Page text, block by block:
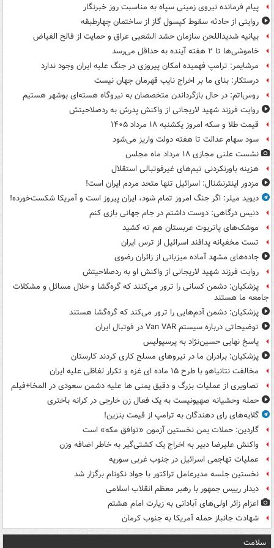
پیام فرمانده نیروی زمینی سپاه به مناسبت روز خبرنگار
روایتی از حادثه سقوط کپسول گاز از ساختمان چهارطبقه
بیانیه شدیداللحن سازمان حشد الشعبی عراق و حمایت از فالح الفیاض
خاموشی‌ها تا ۲ هفته آینده به حداقل می‌رسد
مرشایمر: ترامپ فهمیده امکان پیروزی در جنگ علیه ایران وجود ندارد
درستکار: بنای ما بر اخراج نایب قهرمان جهان نیست
روس‌اتم: در حال بازگرداندن متخصصان به نیروگاه هسته‌ای بوشهر هستیم
روایت فرزند شهید لاریجانی از واکنش پدرش به ردصلاحیتش
قیمت طلا و سکه امروز یکشنبه ۱۸ مرداد ۱۴۰۵
سود سهام عدالت تا هفته دولت واریز می‌شود
نشست علنی مجازی ۱۸ مرداد ماه مجلس
هزینه باورنکردنی تیم‌های غیرفوتبالی استقلال
مزدور اینترنشنال: اسرائیل تنها متحد مردم ایران است!
دیوید میلر: اگر جنگ امروز تمام شود، ایران پیروز است و آمریکا شکست‌خورده!
دنیس درگاهی: دوست داشتم در جام جهانی بازی کنم
موشک‌های پاتریوت عربستان هم ته‌ کشید
تست مخفیانه پدافند اسرائیل از ترس ایران
جاده‌های مشهد آماده میزبانی از زائران رضوی
روایت فرزند شهید لاریجانی از واکنش او به ردصلاحیتش
پزشکیان: دشمن کسانی را ترور می‌کنند که گره‌گشا و حلال مسائل و مشکلات
جامعه ما هستند
پزشکیان: دشمن آدم‌هایی را ترور می‌کند که گره‌گشا هستند
توضیحاتی درباره سیستم Van VAR در فوتبال ایران
پاسخ نهایی حسین‌نژاد به پرسپولیس
پزشکیان: برادران ما در نیروهای مسلح کاری کردند کارستان
مخالفت نتانیاهو با طرح ۱۵ ماده ای غزه و تکرار لفاظی علیه ایران
تصاویری از عملیات بزرگ و دقیق یمنی ها علیه دشمن سعودی در المخا+فیلم
حمله وحشیانه صهیونیست به یک فعال زن خارجی در کرانه باختری
گلایه‌های رای دهندگان به ترامپ از قیمت بنزین!
گاردین: حملات یمن نخستین آزمون «توافق مکه» است
واکنش علیرضا دبیر به اخراج یک کشتی‌گیر به خاطر اضافه وزن
عملیات تهاجمی اسرائیل در جنوب غربی سوریه
نخستین جلسه مدیرعامل تراکتور با جواد نکونام برگزار شد
دیدار رییس جمهور با رهبر معظم انقلاب اسلامی
اعزام زائر اولی‌های آبادانی به زیارت امام هشتم
شهادت جانباز حمله آمریکا به جنوب کرمان
سلامت